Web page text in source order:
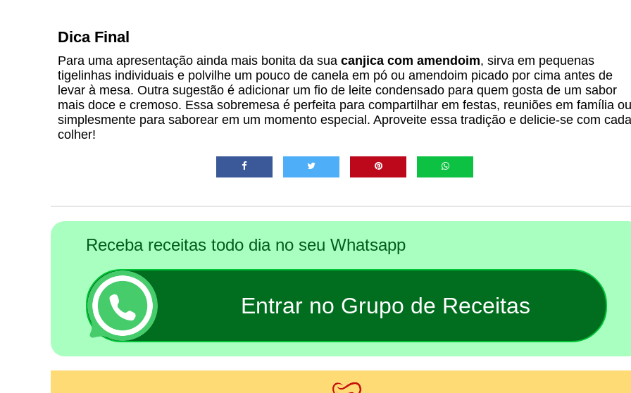
Dica Final
Para uma apresentação ainda mais bonita da sua canjica com amendoim, sirva em pequenas
tigelinhas individuais e polvilhe um pouco de canela em pó ou amendoim picado por cima antes de
levar à mesa. Outra sugestão é adicionar um fio de leite condensado para quem gosta de um sabor
mais doce e cremoso. Essa sobremesa é perfeita para compartilhar em festas, reuniões em família ou
simplesmente para saborear em um momento especial. Aproveite essa tradição e delicie-se com cada
colher!
Receba receitas todo dia no seu Whatsapp
Entrar no Grupo de Receitas